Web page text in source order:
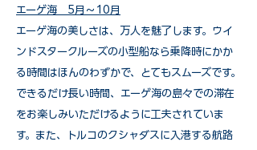
エーゲ海 5月～10月
エーゲ海の美しさは、万人を魅了します。ウイ
ンドスタークルーズの小型船なら乗降時にかか
る時間はほんのわずかで、とてもスムーズです。
できるだけ長い時間、エーゲ海の島々での滞在
をお楽しみいただけるように工夫されていま
す。また、トルコのクシャダスに入港する航路